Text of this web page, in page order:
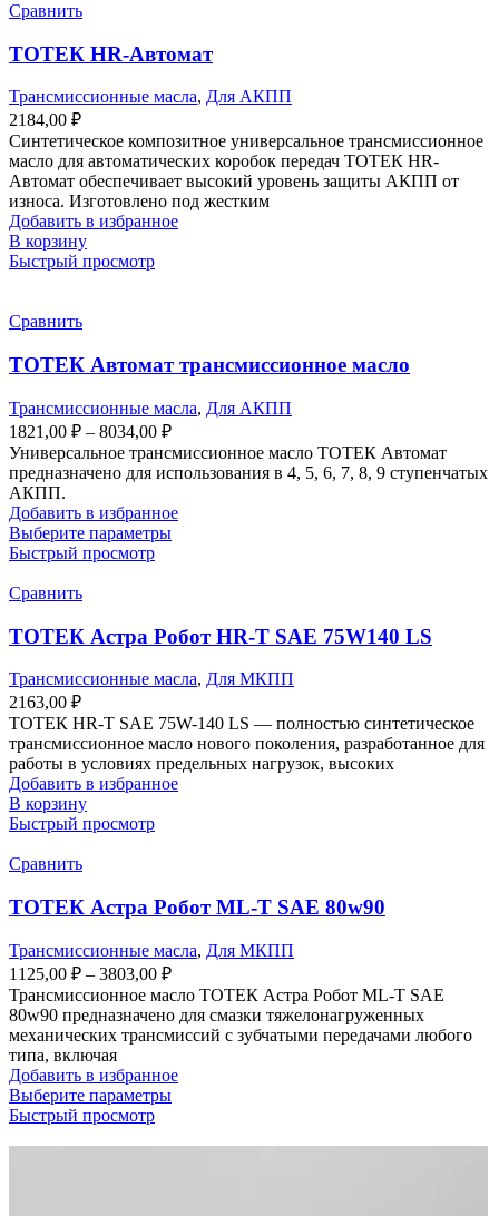
Сравнить
ТОТЕК HR-Автомат
Трансмиссионные масла, Для АКПП
2184,00 ₽
Синтетическое композитное универсальное трансмиссионное
масло для автоматических коробок передач ТОТЕК HR-
Автомат обеспечивает высокий уровень защиты АКПП от
износа. Изготовлено под жестким
Добавить в избранное
В корзину
Быстрый просмотр
Сравнить
ТОТЕК Автомат трансмиссионное масло
Трансмиссионные масла, Для АКПП
1821,00 ₽ – 8034,00 ₽
Универсальное трансмиссионное масло ТОТЕК Автомат
предназначено для использования в 4, 5, 6, 7, 8, 9 ступенчатых
АКПП.
Добавить в избранное
Выберите параметры
Быстрый просмотр
Сравнить
ТОТЕК Астра Робот HR-T SAE 75W140 LS
Трансмиссионные масла, Для МКПП
2163,00 ₽
ТОТЕК HR-T SAE 75W-140 LS — полностью синтетическое
трансмиссионное масло нового поколения, разработанное для
работы в условиях предельных нагрузок, высоких
Добавить в избранное
В корзину
Быстрый просмотр
Сравнить
ТОТЕК Астра Робот ML-T SAE 80w90
Трансмиссионные масла, Для МКПП
1125,00 ₽ – 3803,00 ₽
Трансмиссионное масло ТОТЕК Астра Робот ML-T SAE
80w90 предназначено для смазки тяжелонагруженных
механических трансмиссий с зубчатыми передачами любого
типа, включая
Добавить в избранное
Выберите параметры
Быстрый просмотр